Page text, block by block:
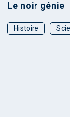
Le noir génie
Histoire